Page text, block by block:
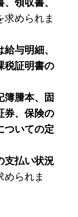
領収書、
求められま
与明細、
税証明書の
簿謄本、固
券、保険の
ついての定
支払い状況
められま